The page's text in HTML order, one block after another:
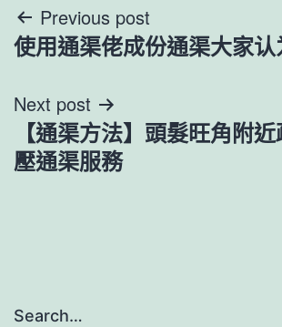
文
章
導
覽
Previous post
使用通渠佬成份通渠大家认
Next post
【通渠方法】頭髮旺角附
壓通渠服務
Search…